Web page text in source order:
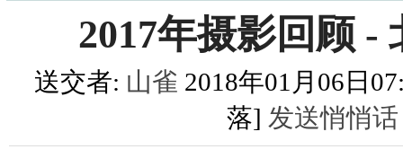
2017年摄影回顾 -
送交者: 山雀 2018年01月06日
落] 发送悄悄话